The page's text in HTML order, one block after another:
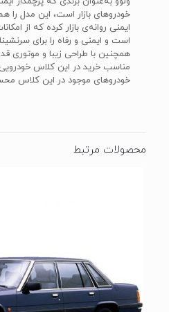
خودروهای بازار است، این مدل
ایمنی روانه‌ی بازار کرده که از
است و ایمنی و رفاه را برای
همچنین با طراحی زیبا و موتوری
مناسب خرید در این کلاس
خودروهای موجود در این کلاس
محصولات مرتبط